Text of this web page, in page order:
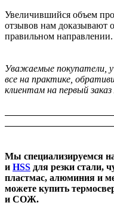
Увеличившийся объем
отзывов нам доказывают
правильном направлении.
Уважаемые покупатели,
все на практике,
клиентам на первый
Мы специализируемся
и HSS для резки стали,
пластмас, алюминия и
можете купить
и СОЖ.